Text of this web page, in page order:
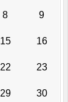
8 9
15 16
22 23
29 30